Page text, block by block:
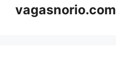
vagasnorio.com